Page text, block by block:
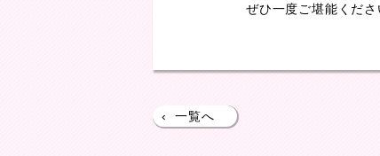
ぜひ一度ご堪能くださ
‹ 一覧へ